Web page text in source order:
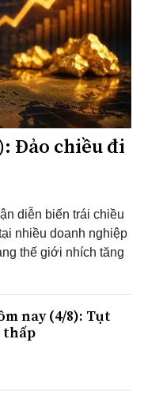
Đảo chiều đi
diễn biến trái chiều
nhiều doanh nghiệp
thế giới nhích tăng
nay (4/8): Tụt
thấp